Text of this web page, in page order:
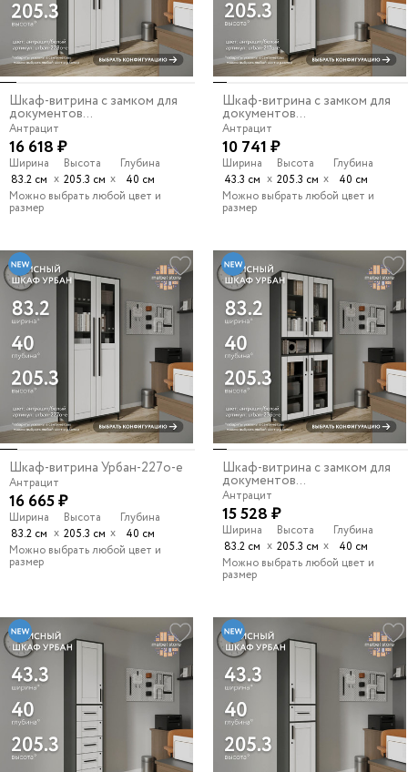
Шкаф-витрина с замком для
документов...
Антрацит
16 618 ₽
Ширина
83.2 см х
Высота
205.3 см х
Глубина
40 см
Можно выбрать любой цвет и
размер
Шкаф-витрина с замком для
документов...
Антрацит
10 741 ₽
Ширина
43.3 см х
Высота
205.3 см х
Глубина
40 см
Можно выбрать любой цвет и
размер
Шкаф-витрина Урбан-227o-e
Антрацит
16 665 ₽
Ширина
83.2 см х
Высота
205.3 см х
Глубина
40 см
Можно выбрать любой цвет и
размер
Шкаф-витрина с замком для
документов...
Антрацит
15 528 ₽
Ширина
83.2 см х
Высота
205.3 см х
Глубина
40 см
Можно выбрать любой цвет и
размер